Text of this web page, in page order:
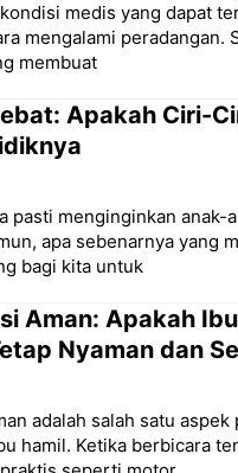
medis yang dapat
mengalami peradangan.
membuat
Apakah Ciri-
pasti menginginkan
apa sebenarnya yang
bagi kita untuk
Aman: Apakah
Nyaman dan
adalah salah satu
hamil. Ketika berbicara